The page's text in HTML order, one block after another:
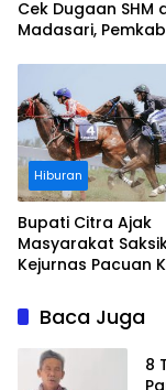
Cek Dugaan SHM
Madasari,
Hiburan
Bupati Citra Ajak
Masyarakat
Kejurnas Pacuan
Legokjawa
Baca Juga
8